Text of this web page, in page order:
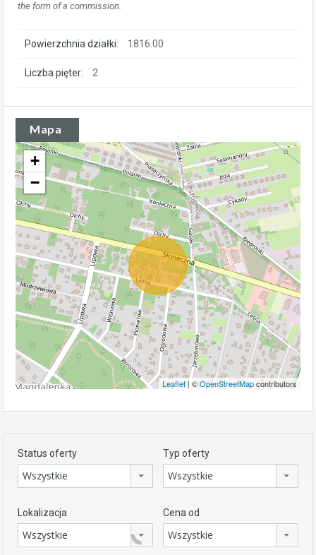
the form of a commission.
Powierzchnia działki: 1816.00
Liczba pięter: 2
Mapa
+
−
Leaflet | ©OpenStreetMapcontributors
Status oferty
Wszystkie
Typ oferty
Wszystkie
Lokalizacja
Wszystkie
Cena od
Wszystkie